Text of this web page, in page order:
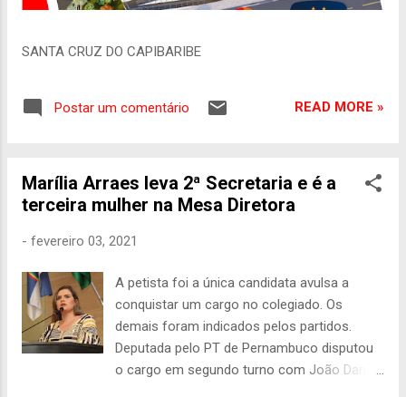
SANTA CRUZ DO CAPIBARIBE
Postar um comentário READ MORE »
Marília Arraes leva 2ª Secretaria e é a
terceira mulher na Mesa Diretora
- fevereiro 03, 2021
A petista foi a única candidata avulsa a
conquistar um cargo no colegiado. Os
demais foram indicados pelos partidos.
Deputada pelo PT de Pernambuco disputou
o cargo em segundo turno com João Daniel